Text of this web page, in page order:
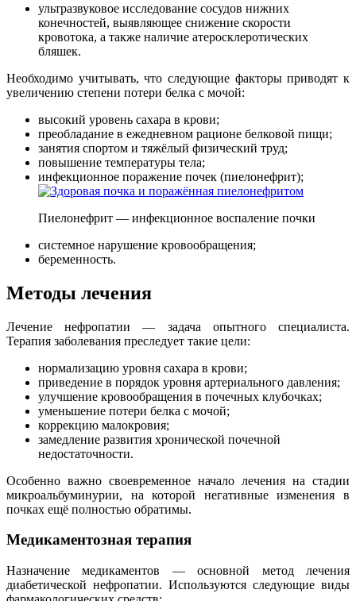
ультразвуковое исследование сосудов нижних
конечностей, выявляющее снижение скорости
кровотока, а также наличие атеросклеротических
бляшек.
Необходимо учитывать, что следующие факторы приводят к
увеличению степени потери белка с мочой:
высокий уровень сахара в крови;
преобладание в ежедневном рационе белковой пищи;
занятия спортом и тяжёлый физический труд;
повышение температуры тела;
инфекционное поражение почек (пиелонефрит);
Пиелонефрит — инфекционное воспаление почки
системное нарушение кровообращения;
беременность.
Методы лечения
Лечение нефропатии — задача опытного специалиста.
Терапия заболевания преследует такие цели:
нормализацию уровня сахара в крови;
приведение в порядок уровня артериального давления;
улучшение кровообращения в почечных клубочках;
уменьшение потери белка с мочой;
коррекцию малокровия;
замедление развития хронической почечной
недостаточности.
Особенно важно своевременное начало лечения на стадии
микроальбуминурии, на которой негативные изменения в
почках ещё полностью обратимы.
Медикаментозная терапия
Назначение медикаментов — основной метод лечения
диабетической нефропатии. Используются следующие виды